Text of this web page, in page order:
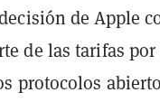
de Apple
de las tarifas
protocolos